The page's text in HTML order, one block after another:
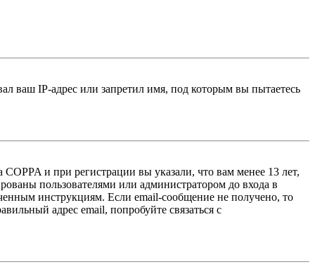
ваш IP-адрес или запретил имя, под которым вы пытаетесь
и при регистрации вы указали, что вам менее 13 лет,
пользователями или администратором до входа в
инструкциям. Если email-сообщение не получено, то
адрес email, попробуйте связаться с